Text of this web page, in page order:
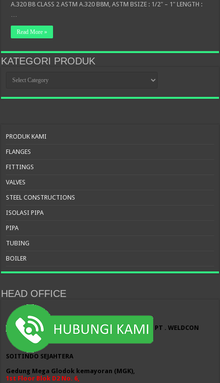
A.320 B8 CLASS 2 ASTM A.320 B8M, ASTM BSIZE : 1/2″ – 1″ LENGTH :
…
Read More »
KATEGORI PRODUK
PRODUK
PRODUK KAMI
FLANGES
FITTINGS
VALVES
STEEL CONSTRUCTIONS
ISOLASI PIPA
PIPA
TUBING
BOILER
HEAD OFFICE
PT . WELDCON
SOITINDO SEJAHTERA
Gedung Mega Glodok kemayoran (MGK),
1st Floor Blok D2 No. 6,